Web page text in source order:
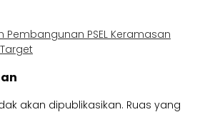
Pembangunan PSEL Keramasan
akan dipublikasikan. Ruas yang